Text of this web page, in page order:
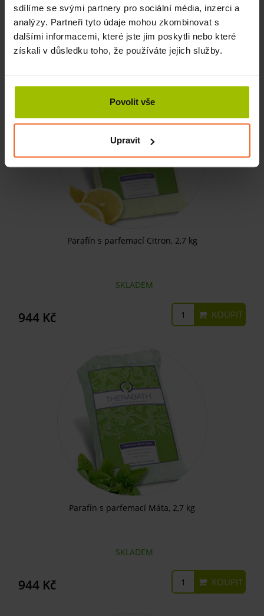
sdílíme se svými partnery pro sociální média, inzerci a
analýzy. Partneři tyto údaje mohou zkombinovat s
dalšími informacemi, které jste jim poskytli nebo které
získali v důsledku toho, že používáte jejich služby.
Povolit vše
Upravit
SKLADEM
944 Kč KOUPIT
Parafín s parfemací Citron, 2,7 kg
SKLADEM
944 Kč KOUPIT
Parafín s parfemací Máta, 2,7 kg
SKLADEM
944 Kč KOUPIT